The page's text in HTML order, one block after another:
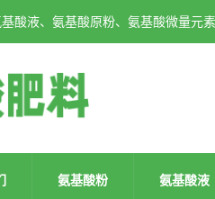
酸液、氨基酸原粉、氨基酸微量元
氨基酸粉 氨基酸液